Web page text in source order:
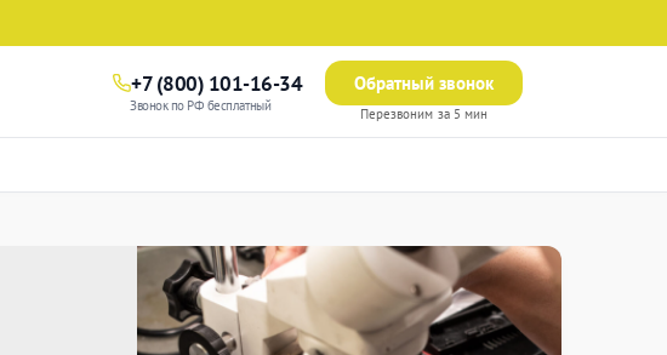
+7 (800) 101-16-34
Звонок по РФ бесплатный
Обратный звонок
Перезвоним за 5 мин